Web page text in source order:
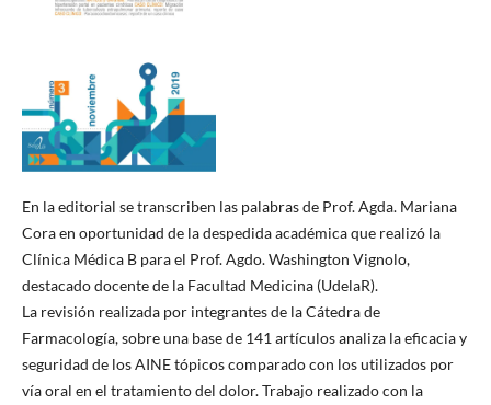
En la editorial se transcriben las palabras de Prof. Agda. Mariana
Cora en oportunidad de la despedida académica que realizó la
Clínica Médica B para el Prof. Agdo. Washington Vignolo,
destacado docente de la Facultad Medicina (UdelaR).
La revisión realizada por integrantes de la Cátedra de
Farmacología, sobre una base de 141 artículos analiza la eficacia y
seguridad de los AINE tópicos comparado con los utilizados por
vía oral en el tratamiento del dolor. Trabajo realizado con la